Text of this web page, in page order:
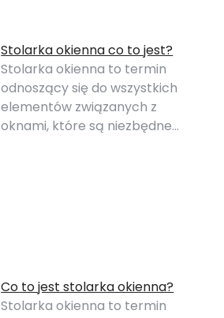
Stolarka okienna co to jest?
Stolarka okienna to termin
odnoszący się do wszystkich
elementów związanych z
oknami, które są niezbędne…
Co to jest stolarka okienna?
Stolarka okienna to termin